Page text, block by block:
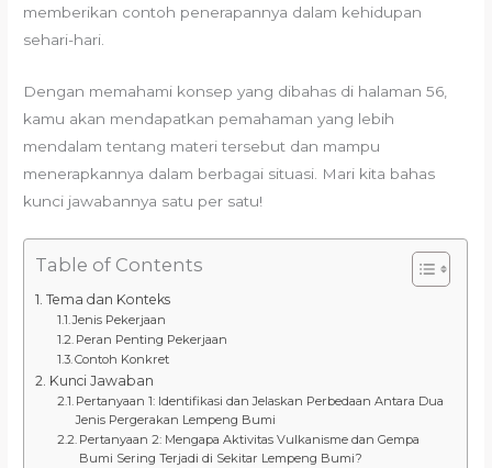
memberikan contoh penerapannya dalam kehidupan
sehari-hari.
Dengan memahami konsep yang dibahas di halaman 56,
kamu akan mendapatkan pemahaman yang lebih
mendalam tentang materi tersebut dan mampu
menerapkannya dalam berbagai situasi. Mari kita bahas
kunci jawabannya satu per satu!
Table of Contents
Tema dan Konteks
Jenis Pekerjaan
Peran Penting Pekerjaan
Contoh Konkret
Kunci Jawaban
Pertanyaan 1: Identifikasi dan Jelaskan Perbedaan Antara Dua
Jenis Pergerakan Lempeng Bumi
Pertanyaan 2: Mengapa Aktivitas Vulkanisme dan Gempa
Bumi Sering Terjadi di Sekitar Lempeng Bumi?